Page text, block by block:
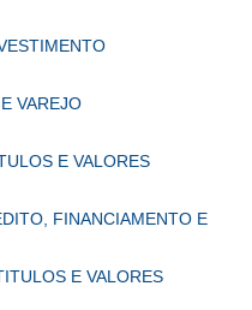
VAREJO
E VALORES
FINANCIAMENTO E
E VALORES